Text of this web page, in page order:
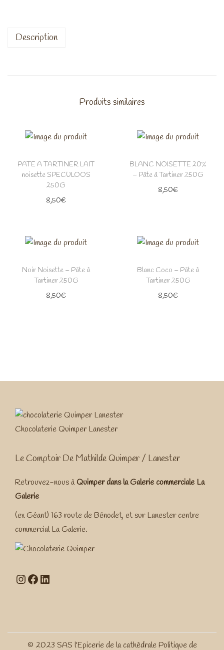
Description
Produits similaires
PATE A TARTINER LAIT
noisette SPECULOOS
250G
8,50€
BLANC NOISETTE 20%
– Pâte à Tartiner 250G
8,50€
Noir Noisette – Pâte à
Tartiner 250G
8,50€
Blanc Coco – Pâte à
Tartiner 250G
8,50€
Chocolaterie Quimper Lanester
Le Comptoir De Mathilde Quimper / Lanester
Retrouvez-nous àQuimper dans la Galerie commerciale La
Galerie
(ex Géant) 163 route de Bénodet, et sur Lanester centre
commercial La Galerie.
Instagram Facebook LinkedIn
© 2023 SAS l'Epicerie de la cathédrale Politique de